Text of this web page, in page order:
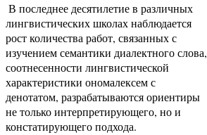
В последнее десятилетие в различных
лингвистических школах наблюдается
рост количества работ, связанных с
изучением семантики диалектного слова,
соотнесенности лингвистической
характеристики ономалексем с
денотатом, разрабатываются ориентиры
не только интерпретирующего, но и
констатирующего подхода.